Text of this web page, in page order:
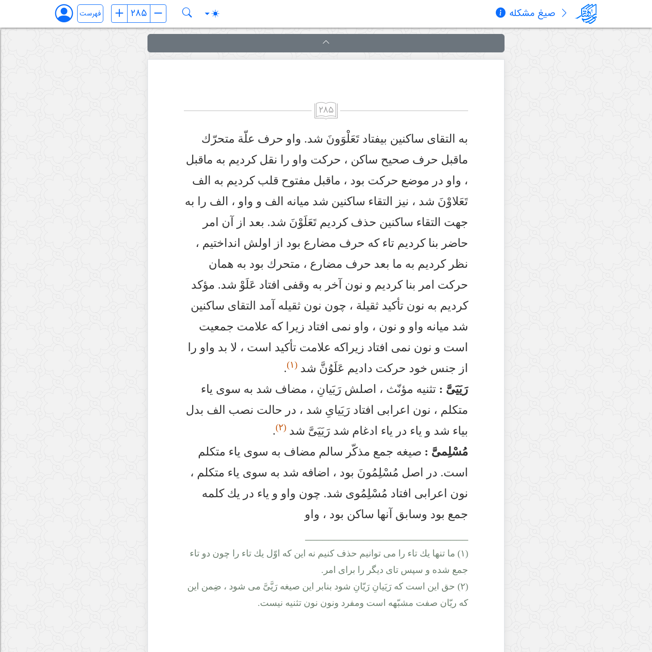
صیغ مشکله فهرست
۲۸۵
به التقاى ساكنين بيفتاد تَعَلْوَونَ شد. واو حرف علّة متحرّك
ماقبل حرف صحيح ساكن ، حركت واو را نقل كرديم به ماقبل
، واو در موضع حركت بود ، ماقبل مفتوح قلب كرديم به الف
تَعَلاوْنَ شد ، نيز التقاء ساكنين شد ميانه الف و واو ، الف را به
جهت التقاء ساكنين حذف كرديم تَعَلَوْنَ شد. بعد از آن امر
حاضر بنا كرديم تاء كه حرف مضارع بود از اولش انداختيم ،
نظر كرديم به ما بعد حرف مضارع ، متحرك بود به همان
حركت امر بنا كرديم و نون آخر به وقفى افتاد عَلَوْ شد. مؤكد
كرديم به نون تأكيد ثقيلة ، چون نون ثقيله آمد التقاى ساكنين
شد ميانه واو و نون ، واو نمى افتاد زيرا كه علامت جمعيت
است و نون نمى افتاد زيراكه علامت تأكيد است ، لا بد واو را
از جنس خود حركت داديم عَلَوُنَّ شد (١)
.
رَيَيَىَّ : تثنيه مؤنّث ، اصلش رَيَيانِ ، مضاف شد به سوى ياء
متكلم ، نون اعرابى افتاد رَيَياىِ شد ، در حالت نصب الف بدل
بياء شد و ياء در ياء ادغام شد رَيَيَىَّ شد (٢)
.
مُسْلِمىَّ : صيغه جمع مذكّر سالم مضاف به سوى ياء متكلم
است. در اصل مُسْلِمُونَ بود ، اضافه شد به سوى ياء متكلم ،
نون اعرابى افتاد مُسْلِمُوى شد. چون واو و ياء در يك كلمه
جمع بود وسابق آنها ساكن بود ، واو
(١) ما تنها يك تاء را مى توانيم حذف كنيم نه اين كه اوّل يك تاء را چون دو تاء
جمع شده و سپس تاى ديگر را براى امر.
(٢) حق اين است كه رَيَيانِ رَيّانِ شود بنابر اين صيغه رَيَّىَّ مى شود ، ضِمن اين
كه ريّان صفت مشبّهه است ومفرد ونون نون تثنيه نيست.